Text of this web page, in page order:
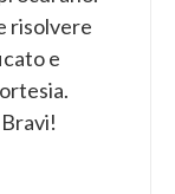
risolvere
e